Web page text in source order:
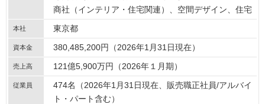
商社（インテリア・住宅関連）
空間デザイン 住宅
本社 東京都
資本金 380,485,200円（2026年1月31日現在）
売上高 121億5,900万円（2026年１月期）
従業員
474名（2026年1月31日現在、販売職正社員/アルバイ
ト・パート含む）